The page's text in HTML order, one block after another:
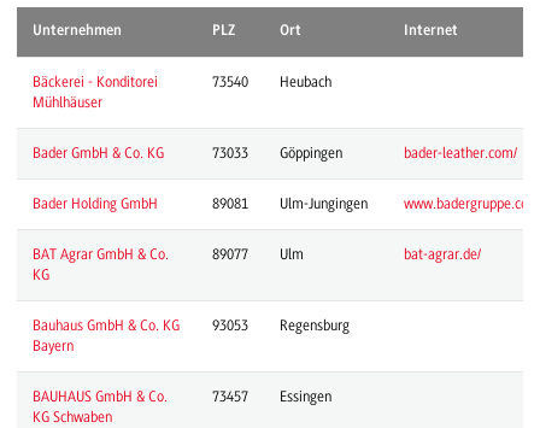
Unternehmen PLZ Ort Internet
Bäckerei - Konditorei
Mühlhäuser
73540 Heubach
Bader GmbH & Co. KG 73033 Göppingen bader-leather.com/
Bader Holding GmbH 89081 Ulm-Jungingen
BAT Agrar GmbH & Co.
KG
89077 Ulm bat-agrar.de/
Bauhaus GmbH & Co. KG
Bayern
93053 Regensburg
BAUHAUS GmbH & Co.
KG Schwaben
73457 Essingen